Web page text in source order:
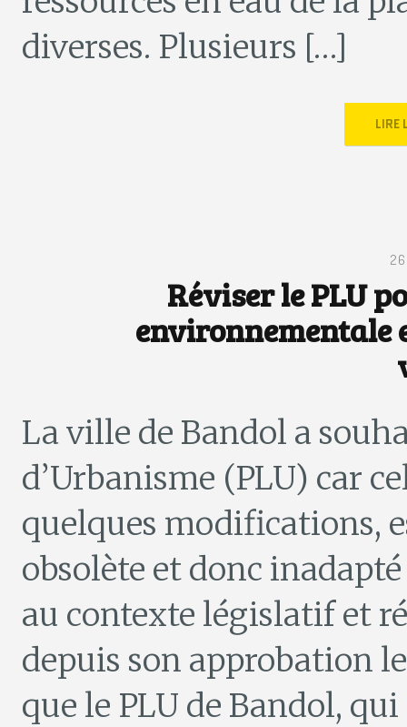
diverses. Plusieurs […]
LIRE
Réviser le PLU
environnementale
La ville de Bandol a
d’Urbanisme (PLU) car
quelques modifications,
obsolète et donc
au contexte législatif et
depuis son approbation
que le PLU de Bandol,